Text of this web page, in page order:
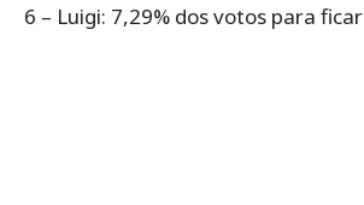
6 – Luigi: 7,29% dos votos para ficar